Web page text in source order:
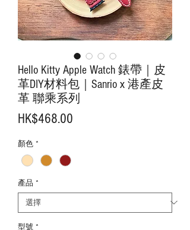
Hello Kitty Apple Watch 錶帶｜皮
革DIY材料包｜Sanrio x 港產皮
革 聯乘系列
HK$468.00
顏色 *
產品 *
型號 *